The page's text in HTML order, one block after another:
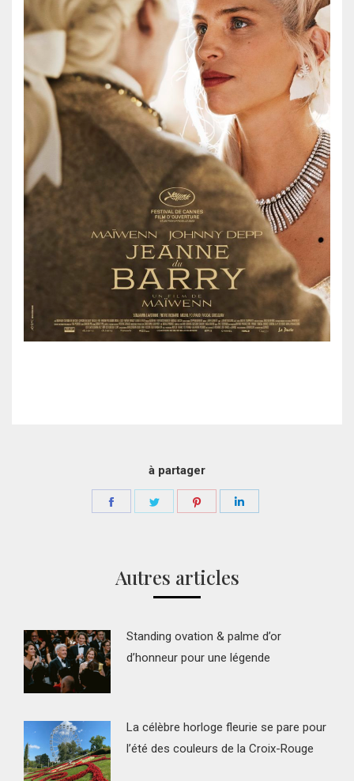
à partager
Partager Partager
Partager
Autres articles
Standing ovation & palme d’or
d’honneur pour une légende
La célèbre horloge fleurie se pare pour
l’été des couleurs de la Croix-Rouge